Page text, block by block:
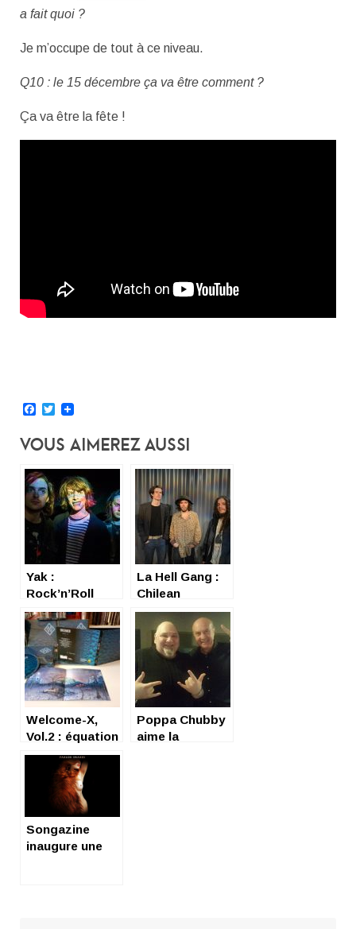
a fait quoi ?
Je m’occupe de tout à ce niveau.
Q10 : le 15 décembre ça va être comment ?
Ça va être la fête !
Facebook
Twitter
Vous Aimerez Aussi
Yak :
Rock’n’Roll
Storm
La Hell Gang :
Chilean
psychedelic
rock
Welcome-X,
Vol.2 : équation
résolue
Poppa Chubby
aime la
Songazine
inaugure une